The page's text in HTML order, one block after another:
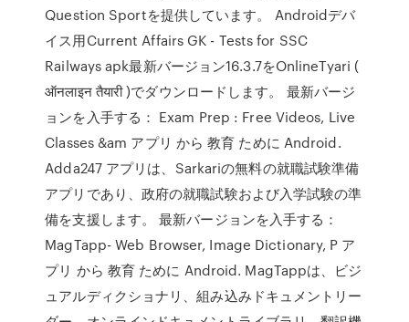
Question Sportを提供しています。 Androidデバ
イス用Current Affairs GK - Tests for SSC
Railways apk最新バージョン16.3.7をOnlineTyari (
ऑनलाइन तैयारी )でダウンロードします。 最新バージ
ョンを入手する： Exam Prep : Free Videos, Live
Classes &am アプリ から 教育 ために Android.
Adda247 アプリは、Sarkariの無料の就職試験準備
アプリであり、政府の就職試験および入学試験の準
備を支援します。 最新バージョンを入手する：
MagTapp- Web Browser, Image Dictionary, P ア
プリ から 教育 ために Android. MagTappは、ビジ
ュアルディクショナリ、組み込みドキュメントリー